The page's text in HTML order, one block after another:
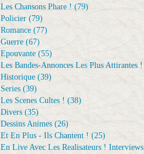
Les Chansons Phare ! (79)
Policier (79)
Romance (77)
Guerre (67)
Epouvante (55)
Les Bandes-Annonces Les Plus Attirantes !
Historique (39)
Series (39)
Les Scenes Cultes ! (38)
Divers (35)
Dessins Animes (26)
Et En Plus - Ils Chantent ! (25)
En Live Avec Les Realisateurs ! Interviews